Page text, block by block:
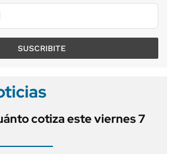
SUSCRIBITE
cotiza este viernes 7